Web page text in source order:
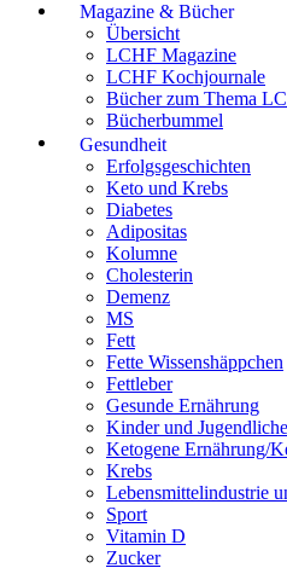
Magazine & Bücher
Übersicht
LCHF Magazine
LCHF Kochjournale
Bücher zum Thema
Bücherbummel
Gesundheit
Erfolgsgeschichten
Keto und Krebs
Diabetes
Adipositas
Kolumne
Cholesterin
Demenz
MS
Fett
Fette Wissenshäppchen
Fettleber
Gesunde Ernährung
Kinder und Jugendliche
Ketogene Ernährung/
Krebs
Lebensmittelindustrie
Sport
Vitamin D
Zucker